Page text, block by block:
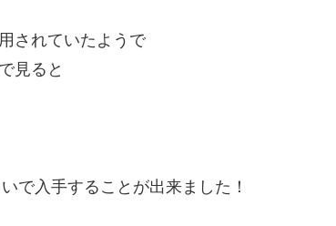
されていたようで
見ると
で入手することが出来ました！